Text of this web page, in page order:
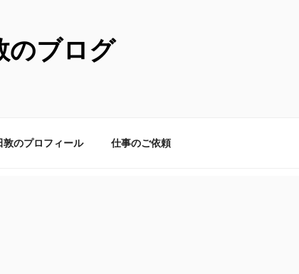
のブログ
敦のプロフィール 仕事のご依頼